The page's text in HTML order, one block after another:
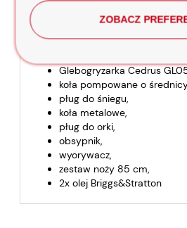
Glebogryzarka Cedrus
koła pompowane o
pług do śniegu,
koła metalowe,
pług do orki,
obsypnik,
wyorywacz,
zestaw noży 85 cm,
2x olej Briggs&Stratton
ZOBACZ